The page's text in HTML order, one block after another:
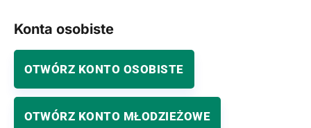
Konta osobiste
OTWÓRZ KONTO OSOBISTE
OTWÓRZ KONTO MŁODZIEŻOWE